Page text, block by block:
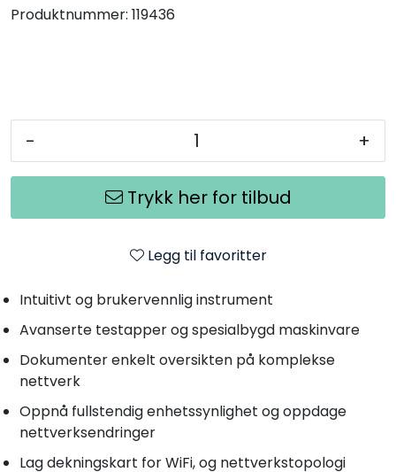
Produktnummer: 119436
- +
Trykk her for tilbud
Legg til favoritter
Intuitivt og brukervennlig instrument
Avanserte testapper og spesialbygd maskinvare
Dokumenter enkelt oversikten på komplekse
nettverk
Oppnå fullstendig enhetssynlighet og oppdage
nettverksendringer
Lag dekningskart for WiFi, og nettverkstopologi